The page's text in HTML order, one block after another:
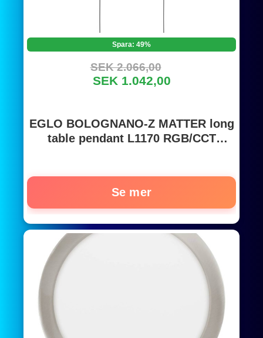
Spara: 49%
SEK 2.066,00
SEK 1.042,00
EGLO BOLOGNANO-Z MATTER long
table pendant L1170 RGB/CCT
Se mer